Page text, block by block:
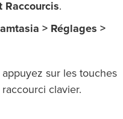
Raccourcis.
> Réglages >
sur les touches
clavier.